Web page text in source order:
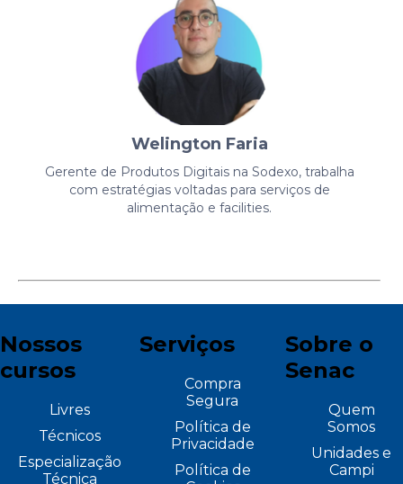
Welington Faria
Gerente de Produtos Digitais na Sodexo, trabalha
com estratégias voltadas para serviços de
alimentação e facilities.
Nossos
cursos
Livres
Técnicos
Especialização
Técnica
Serviços
Compra
Segura
Política de
Privacidade
Política de
Sobre o
Senac
Quem
Somos
Unidades e
Campi